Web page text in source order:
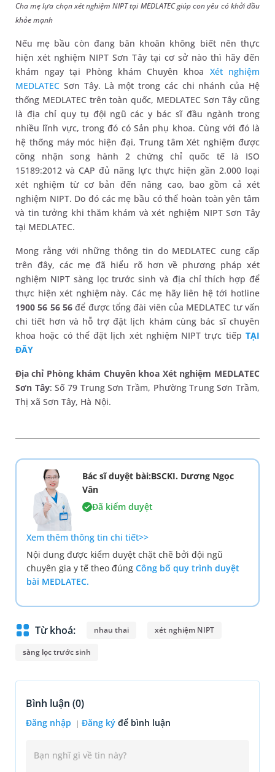
Cha mẹ lựa chọn xét nghiệm NIPT tại MEDLATEC giúp con yêu có khởi đầu
khỏe mạnh
Nếu mẹ bầu còn đang băn khoăn không biết nên thực
hiện xét nghiệm NIPT Sơn Tây tại cơ sở nào thì hãy đến
khám ngay tại Phòng khám Chuyên khoa Xét nghiệm
MEDLATEC Sơn Tây. Là một trong các chi nhánh của Hệ
thống MEDLATEC trên toàn quốc, MEDLATEC Sơn Tây cũng
là địa chỉ quy tụ đội ngũ các y bác sĩ đầu ngành trong
nhiều lĩnh vực, trong đó có Sản phụ khoa. Cùng với đó là
hệ thống máy móc hiện đại, Trung tâm Xét nghiệm được
công nhận song hành 2 chứng chỉ quốc tế là ISO
15189:2012 và CAP đủ năng lực thực hiện gần 2.000 loại
xét nghiệm từ cơ bản đến nâng cao, bao gồm cả xét
nghiệm NIPT. Do đó các mẹ bầu có thể hoàn toàn yên tâm
và tin tưởng khi thăm khám và xét nghiệm NIPT Sơn Tây
tại MEDLATEC.
Mong rằng với những thông tin do MEDLATEC cung cấp
trên đây, các mẹ đã hiểu rõ hơn về phương pháp xét
nghiệm NIPT sàng lọc trước sinh và địa chỉ thích hợp để
thực hiện xét nghiệm này. Các mẹ hãy liên hệ tới hotline
1900 56 56 56để được tổng đài viên của MEDLATEC tư vấn
chi tiết hơn và hỗ trợ đặt lịch khám cùng bác sĩ chuyên
khoa hoặc có thể đặt lịch xét nghiệm NIPT trực tiếp TẠI
ĐÂY
Địa chỉ Phòng khám Chuyên khoa Xét nghiệm MEDLATEC
Sơn Tây: Số 79 Trung Sơn Trầm, Phường Trung Sơn Trầm,
Thị xã Sơn Tây, Hà Nội.
Bác sĩ duyệt bài:BSCKI. Dương Ngọc
Vân
Đã kiểm duyệt
Xem thêm thông tin chi tiết>>
Nội dung được kiểm duyệt chặt chẽ bởi đội ngũ
chuyên gia y tế theo đúng Công bố quy trình duyệt
bài MEDLATEC.
Từ khoá: nhau thai xét nghiệm NIPT
sàng lọc trước sinh
Bình luận (0)
Đăng nhập Đăng ký để bình luận